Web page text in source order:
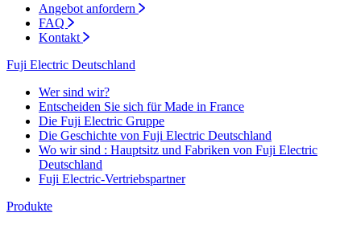
Angebot anfordern
FAQ
Kontakt
Fuji Electric Deutschland
Wer sind wir?
Entscheiden Sie sich für Made in France
Die Fuji Electric Gruppe
Die Geschichte von Fuji Electric Deutschland
Wo wir sind : Hauptsitz und Fabriken von Fuji Electric
Deutschland
Fuji Electric-Vertriebspartner
Produkte